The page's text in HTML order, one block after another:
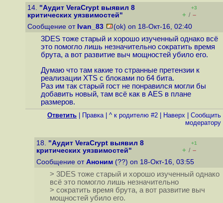
14. "Аудит VeraCrypt выявил 8
критических уязвимостей"
+3
+ / –
Сообщение от Ivan_83 (ok) on 18-Окт-16, 02:40
3DES тоже старый и хорошо изученный однако всё
это помогло лишь незначительно сократить время
брута, а вот развитие выч мощностей убило его.
Думаю что там какие то странные претензии к
реализации XTS с блоками по 64 бита.
Раз им так старый гост не понравился могли бы
добавить новый, там всё как в AES в плане
размеров.
Ответить Правка| ^ к родителю #2 Наверх
Cообщить
модератору
18. "Аудит VeraCrypt выявил 8
критических уязвимостей"
+1
+ / –
Сообщение от Аноним (??) on 18-Окт-16, 03:55
> 3DES тоже старый и хорошо изученный однако
всё это помогло лишь незначительно
> сократить время брута, а вот развитие выч
мощностей убило его.